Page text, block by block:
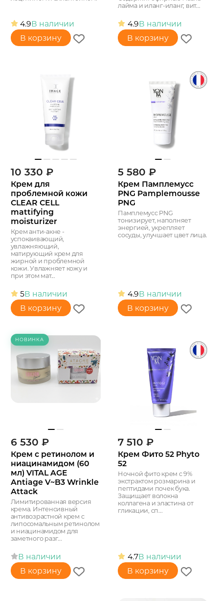
4.9В наличии
В корзину
лайма и иланг-иланг, вит...
4.9В наличии
В корзину
10 330 ₽
Крем для
проблемной кожи
CLEAR CELL
mattifying
moisturizer
Крем анти-акне -
успокаивающий,
увлажняющий,
матирующий крем для
жирной и проблемной
кожи. Увлажняет кожу и
при этом мат...
5В наличии
В корзину
5 580 ₽
Крем Памплемусс
PNG Pamplemousse
PNG
Памплемусс PNG
тонизирует, наполняет
энергией, укрепляет
сосуды, улучшает цвет лица.
4.9В наличии
В корзину
НОВИНКА
6 530 ₽
Крем с ретинолом и
ниацинамидом (60
мл) VITAL AGE
Antiage V~B3 Wrinkle
Attack
Лимитированная версия
крема. Интенсивный
антивозрастной крем с
липосомальным ретинолом
и ниацинамидом для
заметного разг...
В наличии
В корзину
7 510 ₽
Крем Фито 52 Phyto
52
Ночной фито крем с 9%
экстрактом розмарина и
пептидами почек бука.
Защищает волокна
коллагена и эластина от
гликации, сп...
4.7В наличии
В корзину